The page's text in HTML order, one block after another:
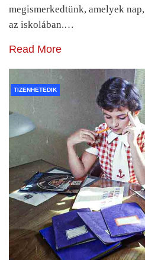
megismerkedtünk, amelyek
az iskolában.…
Read More
TIZENHETEDIK